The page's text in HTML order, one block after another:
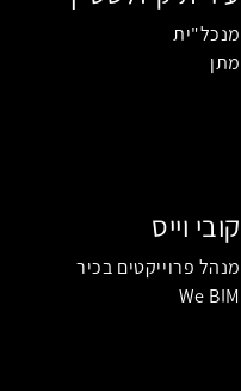
מנכל"ית
מתן
קובי וייס
מנהל פרוייקטים בכיר
We BIM